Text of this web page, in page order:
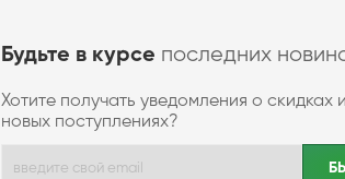
Будьте в курсе последних
Хотите получать уведомления о скидках и
новых поступлениях?